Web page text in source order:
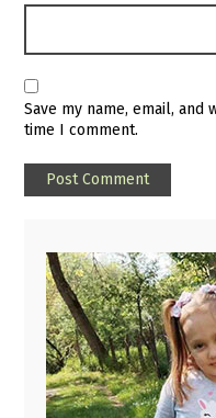
Save my name, email,
time I comment.